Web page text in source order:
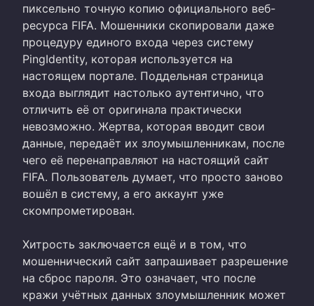
пиксельно точную копию официального веб-
ресурса FIFA. Мошенники скопировали даже
процедуру единого входа через систему
PingIdentity, которая используется на
настоящем портале. Поддельная страница
входа выглядит настолько аутентично, что
отличить её от оригинала практически
невозможно. Жертва, которая вводит свои
данные, передаёт их злоумышленникам, после
чего её перенаправляют на настоящий сайт
FIFA. Пользователь думает, что просто заново
вошёл в систему, а его аккаунт уже
скомпрометирован.
Хитрость заключается ещё и в том, что
мошеннический сайт запрашивает разрешение
на сброс пароля. Это означает, что после
кражи учётных данных злоумышленник может